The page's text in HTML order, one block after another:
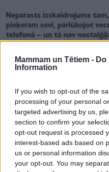
Mammam un Tētiem -
Information
If you wish to opt-out of the
processing of your personal
targeted advertising by us,
section to confirm your
opt-out request is processed
interest-based ads based on
us or personal information
your opt-out. You may
Neparasts izskaidrojums
pieķeram sevi, pārlūkojot
telefonā – un tā nav
Nemaina savus uzskatus
spēj pārstatīt kalnus.
Elizabetei raksturīgs
Ļaunu atmaksā ar labu.
reizēm skaisti šķirtiem
viņai izvairīties no